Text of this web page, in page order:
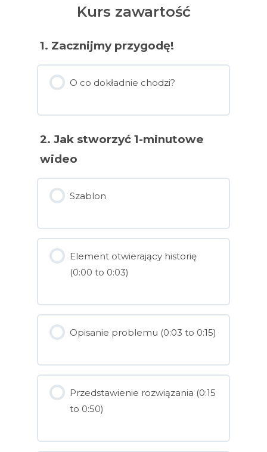
Kurs zawartość
1. Zacznijmy przygodę!
O co dokładnie chodzi?
2. Jak stworzyć 1-minutowe
wideo
Szablon
Element otwierający historię
(0:00 to 0:03)
Opisanie problemu (0:03 to 0:15)
Przedstawienie rozwiązania (0:15
to 0:50)